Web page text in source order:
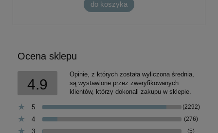
do koszyka
Ocena sklepu
4.9
Opinie, z których została wyliczona średnia,
są wystawione przez zweryfikowanych
klientów, którzy dokonali zakupu w sklepie.
5 (2292)
4 (276)
3 (5)